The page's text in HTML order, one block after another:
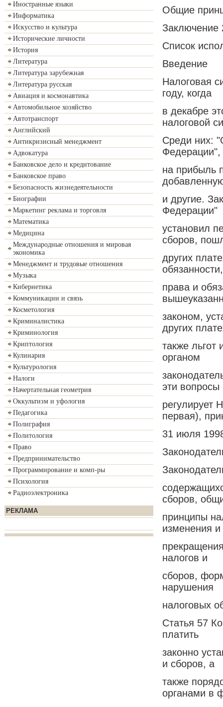
Иностранные языки
Информатика
Искусство и культура
Исторические личности
История
Литература
Литература зарубежная
Литература русская
Авиация и космонавтика
Автомобильное хозяйство
Автотранспорт
Английский
Антикризисный менеджмент
Адвокатура
Банковское дело и кредитование
Банковское право
Безопасность жизнедеятельности
Биографии
Маркетинг реклама и торговля
Математика
Медицина
Международные отношения и мировая
экономика
Менеджмент и трудовые отношения
Музыка
Кибернетика
Коммуникации и связь
Косметология
Криминалистика
Криминология
Криптология
Кулинария
Культурология
Налоги
Начертательная геометрия
Оккультизм и уфология
Педагогика
Полиграфия
Политология
Право
Предпринимательство
Программирование и комп-ры
Психология
Радиоэлектроника
РЕКЛАМА
Общие
Заключение
Список
Введение
Налоговая
году, когда
в декабре
налоговой
Среди них:
на прибыль
и другие.
Федерации"
установил
сборов,
других
права и
законом,
других
также
органом
эти вопросы
регулирует
первая),
31 июля
сборов,
принципы
изменения и
налогов и
сборов,
нарушения
налоговых
Статья 57
платить
законно
и сборов, а
также
органами в